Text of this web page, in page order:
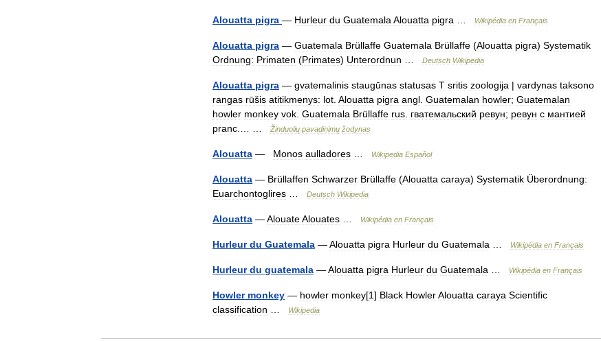
Alouatta pigra — Hurleur du Guatemala Alouatta pigra Wikipédia en Français
Alouatta pigra — Guatemala Brüllaffe Guatemala Brüllaffe (Alouatta pigra) Systematik
Ordnung: Primaten (Primates) Unterordnun Deutsch Wikipedia
Alouatta pigra — gvatemalinis staugūnas statusas T sritis zoologija | vardynas taksono
rangas rūšis atitikmenys: lot Alouatta pigra angl Guatemalan howler; Guatemalan
howler monkey vok Guatemala Brüllaffe rus гватемальский ревун; ревун с мантией
pranc
Žinduolių pavadinimų žodynas
Alouatta — Monos aulladores Wikipedia Español
Alouatta — Brüllaffen Schwarzer Brüllaffe (Alouatta caraya) Systematik Überordnung:
Euarchontoglires
Deutsch Wikipedia
Alouatta —AlouateAlouates Wikipédia en Français
Hurleur du Guatemala —Alouatta pigra Hurleur du Guatemala Wikipédia en Français
Hurleur du guatemala —Alouatta pigra Hurleur du Guatemala Wikipédia en Français
Howler monkey — howler monkey[1] Black HowlerAlouatta caraya Scientific
classification
Wikipedia